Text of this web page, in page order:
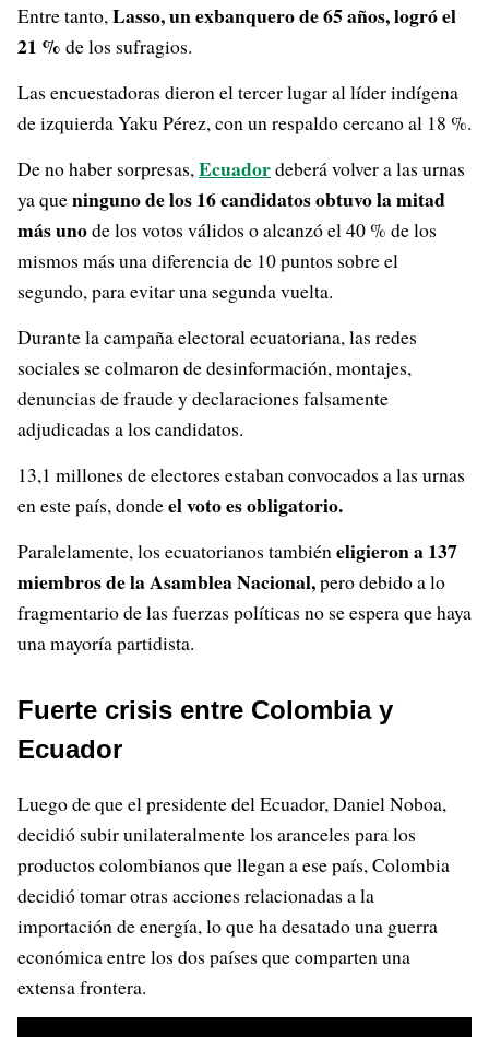
Entre tanto,Lasso, un exbanquero de 65 años, logró el
21 % de los sufragios.
Las encuestadoras dieron el tercer lugar al líder indígena
de izquierda Yaku Pérez, con un respaldo cercano al 18 %.
De no haber sorpresas,Ecuadordeberá volver a las urnas
ya queninguno de los 16 candidatos obtuvo la mitad
más unode los votos válidos o alcanzó el 40 % de los
mismos más una diferencia de 10 puntos sobre el
segundo, para evitar una segunda vuelta.
Durante la campaña electoral ecuatoriana, las redes
sociales se colmaron de desinformación, montajes,
denuncias de fraude y declaraciones falsamente
adjudicadas a los candidatos.
13,1 millones de electores estaban convocados a las urnas
en este país, dondeel voto es obligatorio.
Paralelamente, los ecuatorianos tambiéneligieron a 137
miembros de la Asamblea Nacional,pero debido a lo
fragmentario de las fuerzas políticas no se espera que haya
una mayoría partidista.
Fuerte crisis entre Colombia y
Ecuador
Luego de que el presidente del Ecuador, Daniel Noboa,
decidió subir unilateralmente los aranceles para los
productos colombianos que llegan a ese país, Colombia
decidió tomar otras acciones relacionadas a la
importación de energía, lo que ha desatado una guerra
económica entre los dos países que comparten una
extensa frontera.